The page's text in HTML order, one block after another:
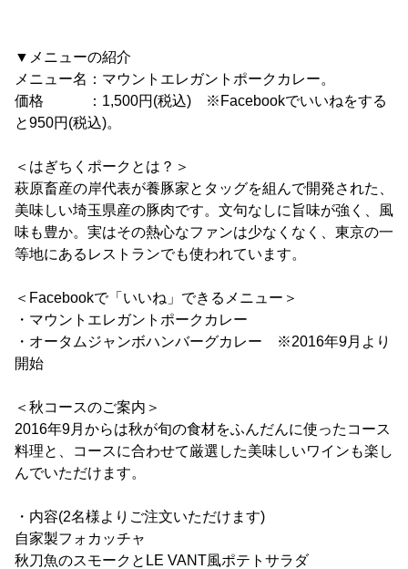
▼メニューの紹介
メニュー名：マウントエレガントポークカレー。
価格 ：1,500円(税込) ※Facebookでいいねをする
と950円(税込)。
＜はぎちくポークとは？＞
萩原畜産の岸代表が養豚家とタッグを組んで開発された、
美味しい埼玉県産の豚肉です。文句なしに旨味が強く、風
味も豊か。実はその熱心なファンは少なくなく、東京の一
等地にあるレストランでも使われています。
＜Facebookで「いいね」できるメニュー＞
・マウントエレガントポークカレー
・オータムジャンボハンバーグカレー ※2016年9月より
開始
＜秋コースのご案内＞
2016年9月からは秋が旬の食材をふんだんに使ったコース
料理と、コースに合わせて厳選した美味しいワインも楽し
んでいただけます。
・内容(2名様よりご注文いただけます)
自家製フォカッチャ
秋刀魚のスモークとLE VANT風ポテトサラダ